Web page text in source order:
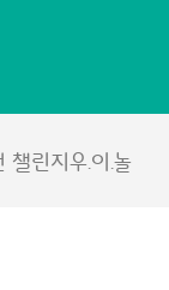
챌린지우.이.놀